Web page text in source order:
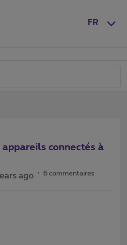
FR
connectés à
ago 6 commentaires